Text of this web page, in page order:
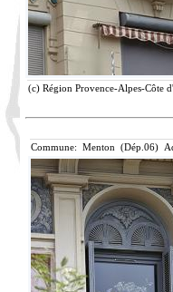
(c) Région Provence-Alpes-Côte
Commune: Menton (Dép.06)